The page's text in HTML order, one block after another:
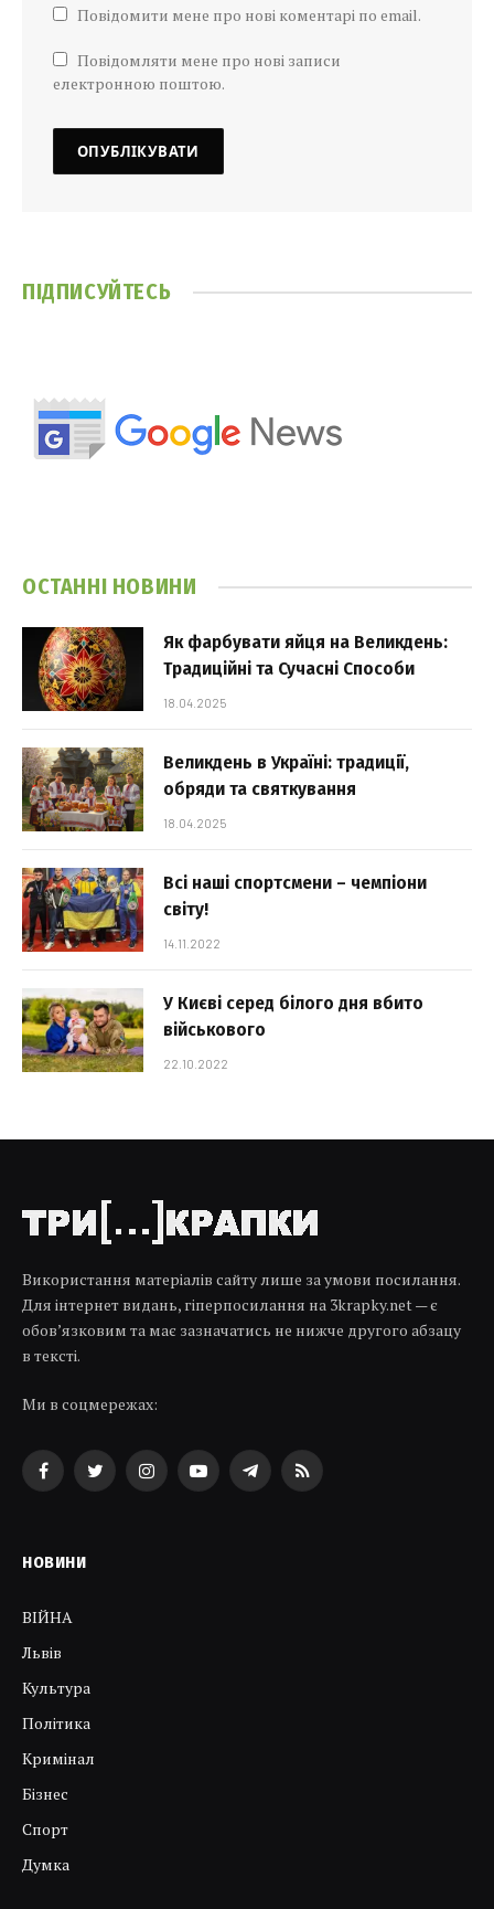
Повідомити мене про нові коментарі по email.
Повідомляти мене про нові записи
електронною поштою.
ПІДПИСУЙТЕСЬ
ОСТАННІ НОВИНИ
Як фарбувати яйця на Великдень:
Традиційні та Сучасні Способи
18.04.2025
Великдень в Україні: традиції,
обряди та святкування
18.04.2025
Всі наші спортсмени – чемпіони
світу!
14.11.2022
У Києві серед білого дня вбито
військового
22.10.2022
Використання матеріалів сайту лише за умови посилання.
Для інтернет видань, гіперпосилання на 3krapky.net — є
обов’язковим та має зазначатись не нижче другого абзацу
в тексті.
Ми в соцмережах:
FacebookTwitterInstagramYouTubeTelegramRSS
НОВИНИ
ВІЙНА
Львів
Культура
Політика
Кримінал
Бізнес
Спорт
Думка